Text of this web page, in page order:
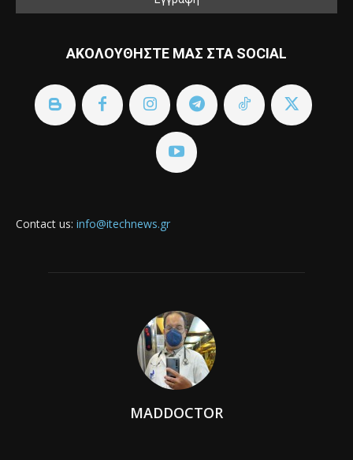
ΑΚΟΛΟΥΘΗΣΤΕ ΜΑΣ ΣΤΑ SOCIAL
Contact us: info@itechnews.gr
MADDOCTOR